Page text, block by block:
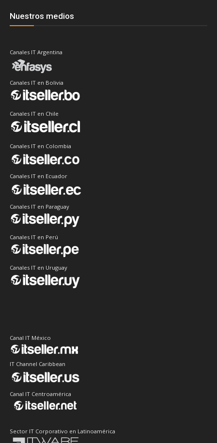
Nuestros medios
Canales IT Argentina
Canales IT en Bolivia
Canales IT en Chile
Canales IT en Colombia
Canales IT en Ecuador
Canales IT en Paraguay
Canales IT en Perú
Canales IT en Uruguay
Canal IT México
IT Channel Caribbean
Canal IT Centroamérica
Sector IT Corporativo en Latinoamérica